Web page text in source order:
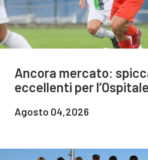
Ancora mercato:
eccellenti per
Agosto 04,2026